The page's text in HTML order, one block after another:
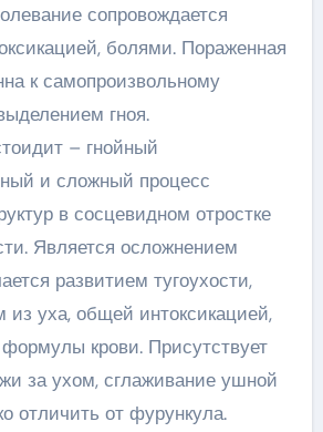
сопровождается
болями. Пораженная
к самопроизвольному
гноя.
– гнойный
и сложный процесс
в сосцевидном отростке
Является осложнением
развитием тугоухости,
из уха, общей интоксикацией,
крови. Присутствует
за ухом, сглаживание ушной
отличить от фурункула.